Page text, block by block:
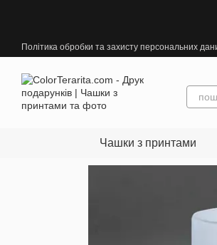
Політика обробки та захисту персональних
Чашки з принтами